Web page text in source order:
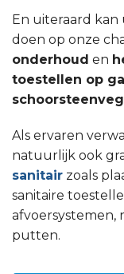
En uiteraard kan
doen op onze
onderhoud en
toestellen op
Als ervaren
natuurlijk ook
sanitair zoals
sanitaire
afvoersystemen,
putten.